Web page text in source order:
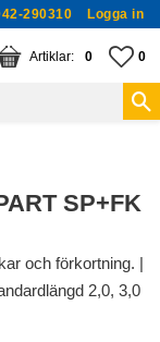
290310 Logga in
0
ANTAL 0
SP+FK
och förkortning. |
2,0, 3,0